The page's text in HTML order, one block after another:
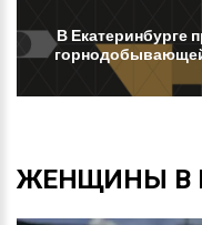
В Екатеринбурге
ЖЕНЩИНЫ В